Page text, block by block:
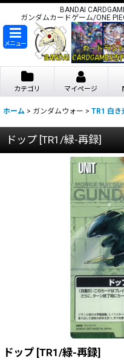
BANDAI
ガンダムカードゲーム/ONE
メニュー
カテゴリ マイページ
ホーム > ガンダムウォー > TR1 白き
ドップ [TR1/緑-再録]
ドップ [TR1/緑-再録]